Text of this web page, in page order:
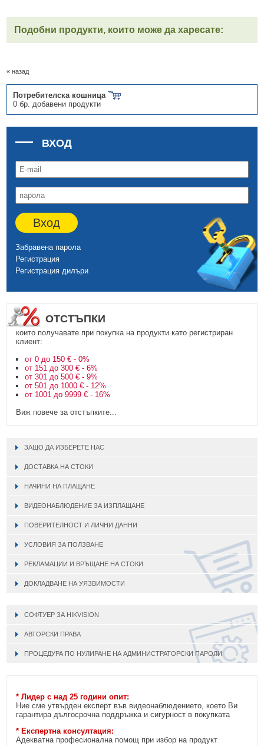
Подобни продукти, които може да харесате:
« назад
Потребителска кошница
0 бр. добавени продукти
ВХОД
Вход
Забравена парола
Регистрация
Регистрация дилъри
ОТСТЪПКИ
които получавате при покупка на продукти като регистриран
клиент:
от 0 до 150 € - 0%
от 151 до 300 € - 6%
от 301 до 500 € - 9%
от 501 до 1000 € - 12%
от 1001 до 9999 € - 16%
Виж повече за отстъпките...
ЗАЩО ДА ИЗБЕРЕТЕ НАС
ДОСТАВКА НА СТОКИ
НАЧИНИ НА ПЛАЩАНЕ
ВИДЕОНАБЛЮДЕНИЕ ЗА ИЗПЛАЩАНЕ
ПОВЕРИТЕЛНОСТ И ЛИЧНИ ДАННИ
УСЛОВИЯ ЗА ПОЛЗВАНЕ
РЕКЛАМАЦИИ И ВРЪЩАНЕ НА СТОКИ
ДОКЛАДВАНЕ НА УЯЗВИМОСТИ
СОФТУЕР ЗА HIKVISION
АВТОРСКИ ПРАВА
ПРОЦЕДУРА ПО НУЛИРАНЕ НА АДМИНИСТРАТОРСКИ ПАРОЛИ
* Лидер с над 25 години опит:
Ние сме утвърден експерт във видеонаблюдението, което Ви
гарантира дългосрочна поддръжка и сигурност в покупката
* Експертна консултация:
Адекватна професионална помощ при избор на продукт